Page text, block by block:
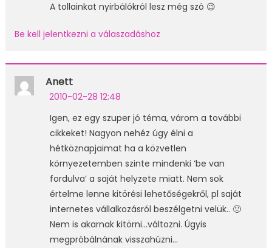
A tollainkat nyirbálókról lesz még szó 😉
Be kell jelentkezni a válaszadáshoz
Anett
2010-02-28 12:48
Igen, ez egy szuper jó téma, várom a további
cikkeket! Nagyon nehéz úgy élni a
hétköznapjaimat ha a közvetlen
környezetemben szinte mindenki ‘be van
fordulva’ a saját helyzete miatt. Nem sok
értelme lenne kitörési lehetőségekről, pl saját
internetes vállalkozásról beszélgetni velük.. 🙁
Nem is akarnak kitörni…változni. Úgyis
megpróbálnának visszahúzni…